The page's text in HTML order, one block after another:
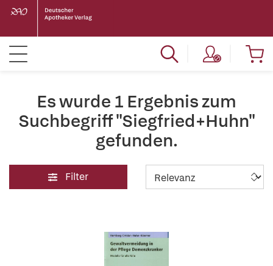
Es wurde 1 Ergebnis zum
Suchbegriff "Siegfried+Huhn"
gefunden.
Filter